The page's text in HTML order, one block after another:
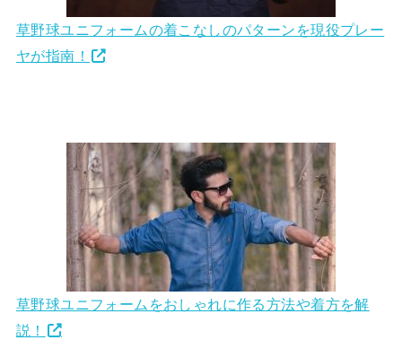
草野球ユニフォームの着こなしのパターンを現役プレー
ヤが指南！
草野球ユニフォームをおしゃれに作る方法や着方を解
説！